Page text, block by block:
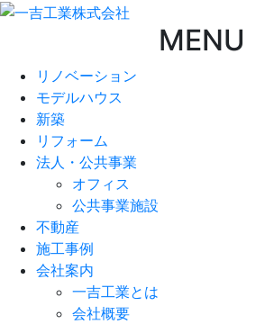
MENU
リノベーション
モデルハウス
新築
リフォーム
法人・公共事業
オフィス
公共事業施設
不動産
施工事例
会社案内
一吉工業とは
会社概要